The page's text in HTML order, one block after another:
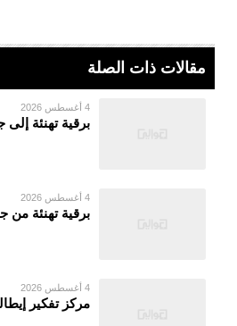
مقالات ذات الصلة
4 أغسطس 2026
برقية تهنئة
4 أغسطس 2026
برقية تهنئة من
4 أغسطس 2026
مركز تفكير